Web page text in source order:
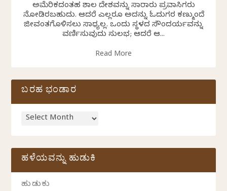
ಅಮೆರಿಕದಂತಹ ವಿಶಾಲ ದೇಶವನ್ನು ಸಾವಿರಾರು ಪ್ರವಾಸಿಗರು
ನೋಡಿರಬಹುದು. ಆದರೆ ಎಲ್ಲರೂ ಅದನ್ನು ಓದುಗರ ಕಣ್ಮುಂದೆ
ಜೀವಂತಗೊಳಿಸಲು ಸಾಧ್ಯವಿಲ್ಲ. ಒಂದು ಸ್ಥಳದ ಸೌಂದರ್ಯವನ್ನು
ವರ್ಣಿಸುವುದು ಸುಲಭ; ಆದರೆ ಆ...
Read More
ಬರಹ ಭಂಡಾರ
ಹಳೆಯವನ್ನು ಹುಡುಕಿ